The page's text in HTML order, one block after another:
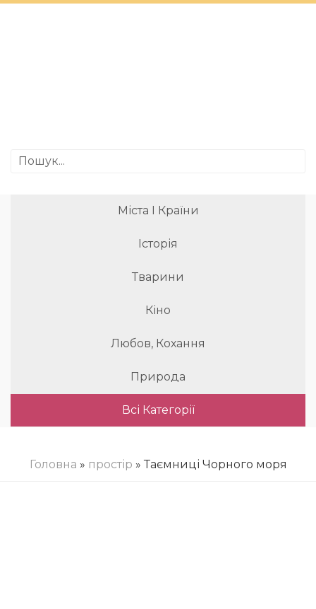
Міста І Країни
Історія
Тварини
Кіно
Любов, Кохання
Природа
Всі Категорії
Головна » простір » Таємниці Чорного моря